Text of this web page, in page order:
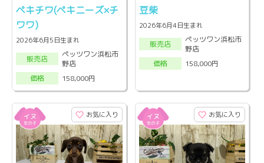
ペキチワ(ペキニーズ×チ
ワワ)
2026年6月5日生まれ
販売店
ペッツワン浜松市
野店
価格
158,000円
豆柴
2026年6月4日生まれ
販売店
ペッツワン浜松市
野店
価格
158,000円
お気に入り お気に入り